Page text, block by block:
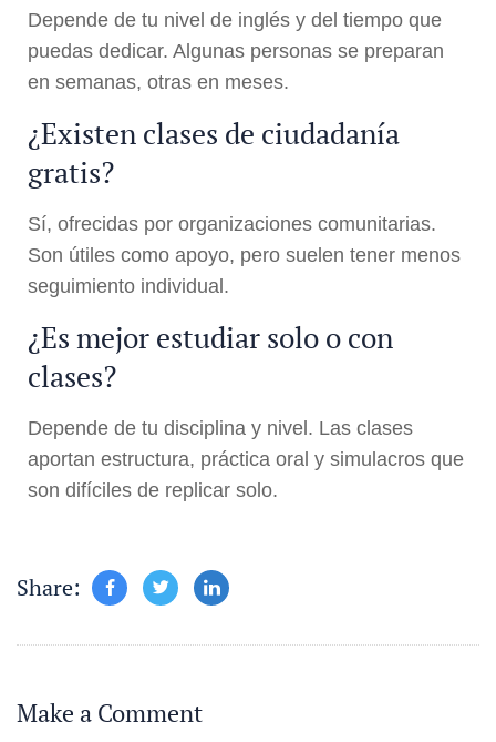
Depende de tu nivel de inglés y del tiempo que
puedas dedicar. Algunas personas se preparan
en semanas, otras en meses.
¿Existen clases de ciudadanía
gratis?
Sí, ofrecidas por organizaciones comunitarias.
Son útiles como apoyo, pero suelen tener menos
seguimiento individual.
¿Es mejor estudiar solo o con
clases?
Depende de tu disciplina y nivel. Las clases
aportan estructura, práctica oral y simulacros que
son difíciles de replicar solo.
Share:
Make a Comment